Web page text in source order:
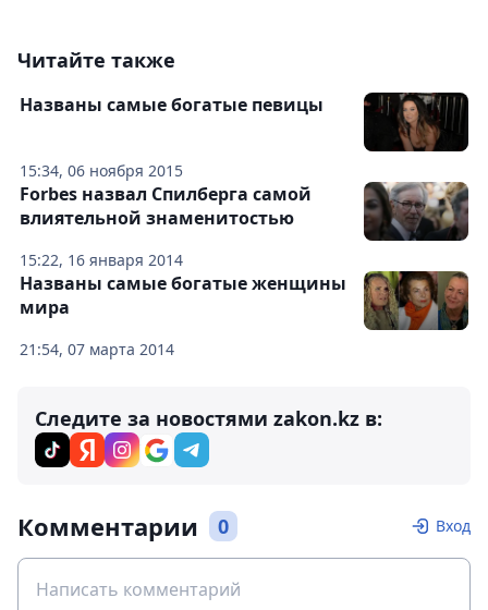
Читайте также
15:34, 06 ноября 2015
Названы самые богатые певицы
15:22, 16 января 2014
Forbes назвал Спилберга самой
влиятельной знаменитостью
21:54, 07 марта 2014
Названы самые богатые женщины
мира
Следите за новостями zakon.kz в:
Комментарии 0 Вход